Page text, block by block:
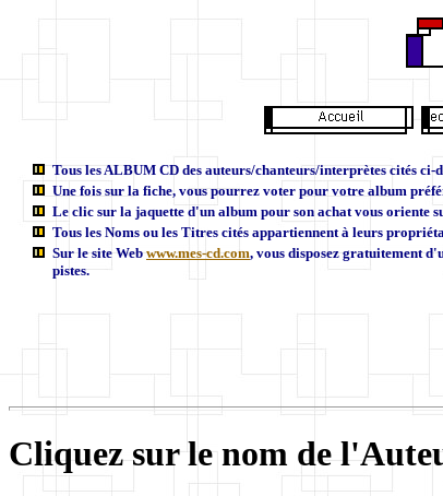
Tous les ALBUM CD des auteurs/chanteurs/interprètes cités ci-
Une fois sur la fiche, vous pourrez voter pour votre album
Le clic sur la jaquette d'un album pour son achat vous oriente
Tous les Noms ou les Titres cités appartiennent à leurs
Sur le site Web www.mes-cd.com, vous disposez gratuitement
pistes.
Cliquez sur le nom de